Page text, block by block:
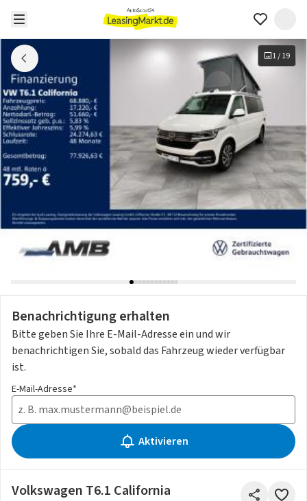
1/19
Benachrichtigung erhalten
Bitte geben Sie Ihre E-Mail-Adresse ein und wir
benachrichtigen Sie, sobald das Fahrzeug wieder verfügbar
ist.
E-Mail-Adresse*
Aktivieren
Volkswagen T6.1 California